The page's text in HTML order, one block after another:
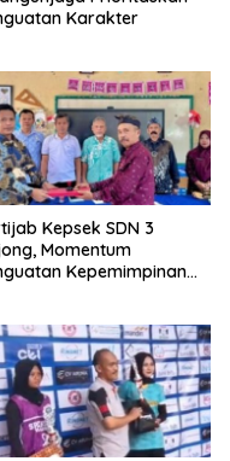
Karakter
Kepsek SDN 3
Momentum
Kepemimpinan